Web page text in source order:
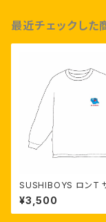
最近チェックした
SUSHIBOYS ロンT
ザー
¥3,500